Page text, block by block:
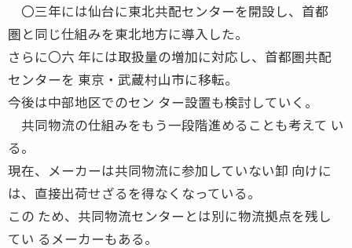
〇三年には仙台に東北共配センターを開設し、首都
圏と同じ仕組みを東北地方に導入した。
さらに〇六 年には取扱量の増加に対応し、首都圏共配
センターを 東京・武蔵村山市に移転。
今後は中部地区でのセン ター設置も検討していく。
共同物流の仕組みをもう一段階進めることも考えて い
る。
現在、メーカーは共同物流に参加していない卸 向けに
は、直接出荷せざるを得なくなっている。
この ため、共同物流センターとは別に物流拠点を残し
てい るメーカーもある。